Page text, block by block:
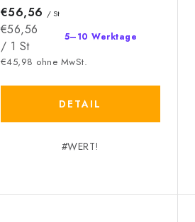
5–10 Werktage
€45,98 ohne MwSt.
€56,56 / St
Verkaufspreis:
€56,56
/ 1 St
DETAIL
#WERT!